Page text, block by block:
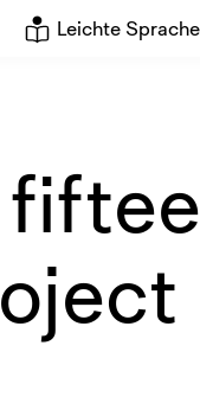
Leichte Sprache